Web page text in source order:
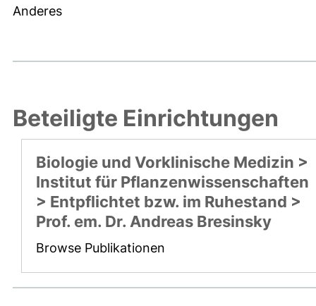
Anderes
Beteiligte Einrichtungen
Biologie und Vorklinische Medizin >
Institut für Pflanzenwissenschaften
> Entpflichtet bzw. im Ruhestand >
Prof. em. Dr. Andreas Bresinsky
Browse Publikationen